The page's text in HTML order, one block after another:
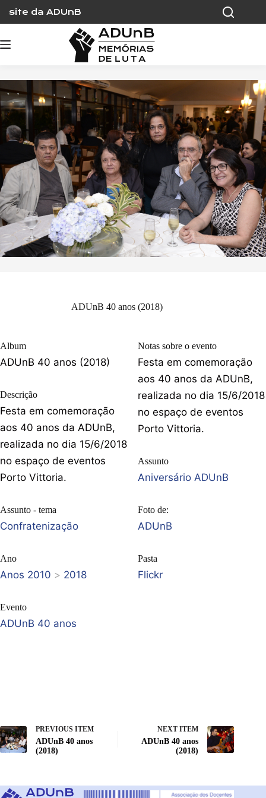
content
site da ADUnB
ADUnB 40 anos (2018)
Album
ADUnB 40 anos (2018)
Descrição
Festa em comemoração
aos 40 anos da ADUnB,
realizada no dia 15/6/2018
no espaço de eventos
Porto Vittoria.
Assunto - tema
Confratenização
Ano
Anos 2010 > 2018
Evento
ADUnB 40 anos
Notas sobre o evento
Festa em comemoração
aos 40 anos da ADUnB,
realizada no dia 15/6/2018
no espaço de eventos
Porto Vittoria.
Assunto
Aniversário ADUnB
Foto de:
ADUnB
Pasta
Flickr
PREVIOUS ITEM
ADUnB 40 anos
(2018)
NEXT ITEM
ADUnB 40 anos
(2018)